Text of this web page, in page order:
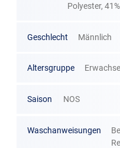
Polyester,
Geschlecht Männlich
Altersgruppe
Saison NOS
Waschanweisungen